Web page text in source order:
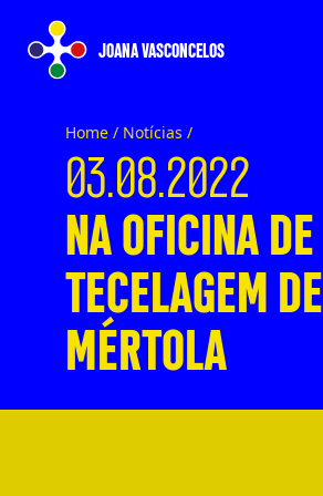
JOANA VASCONCELOS
Home / Notícias /
03.08.2022
NA OFICINA DE
TECELAGEM DE
MÉRTOLA